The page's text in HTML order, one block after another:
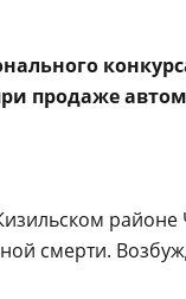
продаже
районе
смерти.